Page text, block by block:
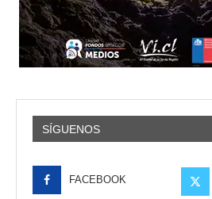
SÍGUENOS
FACEBOOK